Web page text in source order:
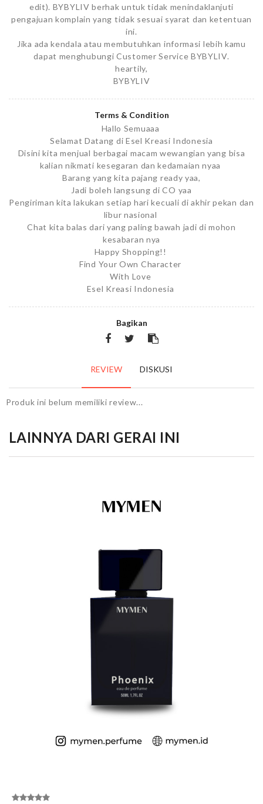
edit). BYBYLIV berhak untuk tidak menindaklanjuti
pengajuan komplain yang tidak sesuai syarat dan ketentuan
ini.
Jika ada kendala atau membutuhkan informasi lebih kamu
dapat menghubungi Customer Service BYBYLIV.
heartily,
BYBYLIV
Terms & Condition
Hallo Semuaaa
Selamat Datang di Esel Kreasi Indonesia
Disini kita menjual berbagai macam wewangian yang bisa
kalian nikmati kesegaran dan kedamaian nyaa
Barang yang kita pajang ready yaa,
Jadi boleh langsung di CO yaa
Pengiriman kita lakukan setiap hari kecuali di akhir pekan dan
libur nasional
Chat kita balas dari yang paling bawah jadi di mohon
kesabaran nya
Happy Shopping!!
Find Your Own Character
With Love
Esel Kreasi Indonesia
Bagikan
REVIEW DISKUSI
Produk ini belum memiliki review...
LAINNYA DARI GERAI INI